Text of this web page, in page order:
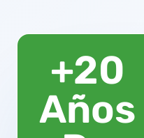
+20
Años